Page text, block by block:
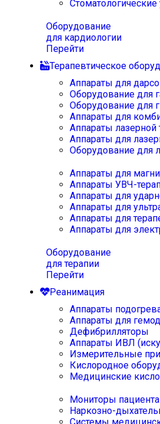
Стоматологические
Оборудование
для кардиологии
Перейти
Терапевтическое
Аппараты для
Оборудование для
Оборудование для
Аппараты для
Аппараты лазерной
Аппараты для
Оборудование для
Аппараты для
Аппараты УВЧ-
Аппараты для
Аппараты для
Аппараты для
Аппараты для
Оборудование
для терапии
Перейти
Реанимация
Аппараты
Аппараты для
Дефибрилляторы
Аппараты ИВЛ
Измерительные
Кислородное
Медицинские
Мониторы пациента
Наркозно-